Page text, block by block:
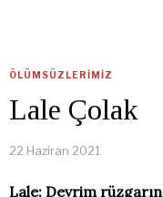
ÖLÜMSÜZLERIMIZ
Lale Çolak
22 Haziran 2021
Lale: Devrim